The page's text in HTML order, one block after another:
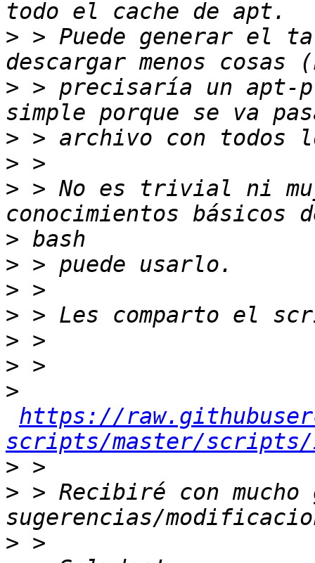
> > Puede generar el
> > precisaría un apt-
>
>
> > No es trivial ni
>
>
>
>
>
>
>
https://
scripts/master/scripts/
>
> > Recibiré con mucho
>